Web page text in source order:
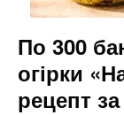
По 300
огірки
рецепт